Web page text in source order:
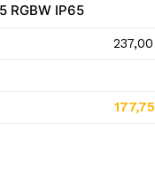
RGBW IP65
237,00
177,75